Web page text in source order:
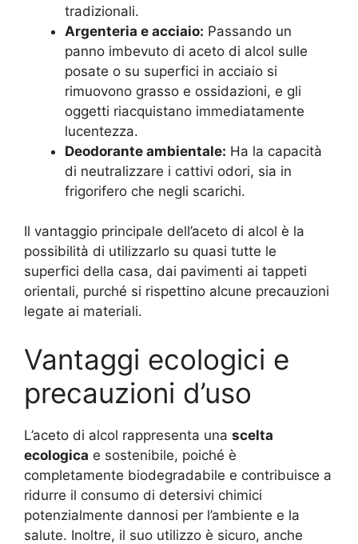
tradizionali.
Argenteria e acciaio: Passando un
panno imbevuto di aceto di alcol sulle
posate o su superfici in acciaio si
rimuovono grasso e ossidazioni, e gli
oggetti riacquistano immediatamente
lucentezza.
Deodorante ambientale: Ha la capacità
di neutralizzare i cattivi odori, sia in
frigorifero che negli scarichi.
Il vantaggio principale dell’aceto di alcol è la
possibilità di utilizzarlo su quasi tutte le
superfici della casa, dai pavimenti ai tappeti
orientali, purché si rispettino alcune precauzioni
legate ai materiali.
Vantaggi ecologici e
precauzioni d’uso
L’aceto di alcol rappresenta una scelta
ecologica e sostenibile, poiché è
completamente biodegradabile e contribuisce a
ridurre il consumo di detersivi chimici
potenzialmente dannosi per l’ambiente e la
salute. Inoltre, il suo utilizzo è sicuro, anche